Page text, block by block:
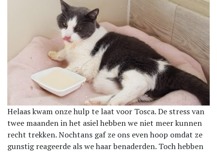
Helaas kwam onze hulp te laat voor Tosca. De stress van
twee maanden in het asiel hebben we niet meer kunnen
recht trekken. Nochtans gaf ze ons even hoop omdat ze
gunstig reageerde als we haar benaderden. Toch hebben